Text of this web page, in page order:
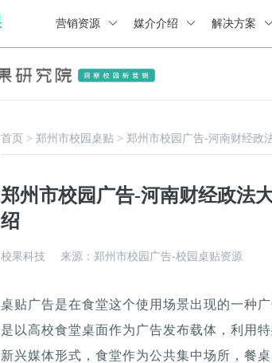
营销资源 媒介介绍 解决方案
首页 > 郑州市校园桌贴 > 郑州市校园广告-河南财经政
郑州市校园广告-河南财经政法
绍
校果科技 来源：郑州市校园广告-校园桌贴资源
桌贴广告是在食堂这个使用场景出现的一种
是以高校食堂桌面作为广告发布载体，利用
新兴媒体形式，食堂作为公共集中场所，餐